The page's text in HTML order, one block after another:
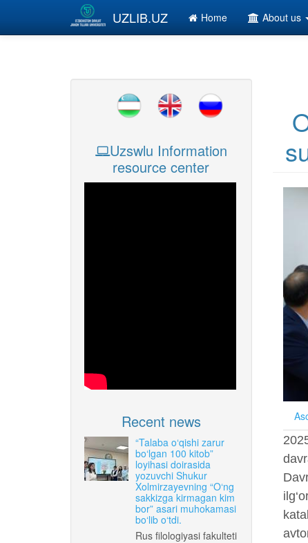
Skip to main content
UZLIB.UZ Home About us
Uzswlu Information
resource center
Recent news
“Talaba o‘qishi zarur
bo‘lgan 100 kitob”
loyihasi doirasida
yozuvchi Shukur
Xolmirzayevning “O‘ng
sakkizga kirmagan kim
bor” asari muhokamasi
bo‘lib o‘tdi.
Rus filologiyasi fakulteti